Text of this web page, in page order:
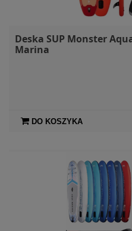
Deska SUP Monster
Marina
DO KOSZYKA